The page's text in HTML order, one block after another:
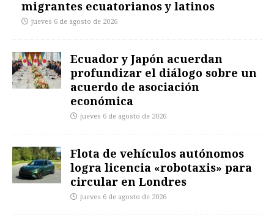
migrantes ecuatorianos y latinos
jueves 6 de agosto de 2026
Ecuador y Japón acuerdan
profundizar el diálogo sobre un
acuerdo de asociación
económica
jueves 6 de agosto de 2026
Flota de vehículos autónomos
logra licencia «robotaxis» para
circular en Londres
jueves 6 de agosto de 2026